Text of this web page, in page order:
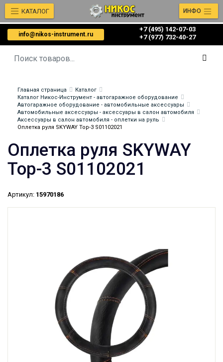
info@nikos-instrument.ru
+7 (495) 142-07-03
‎‎+7 (977) 732-40-27
КАТАЛОГ ИНФО
Главная страница
Каталог
Каталог Никос-Инструмент - автогаражное оборудование
Автогаражное оборудование - автомобильные аксессуары
Автомобильные аксессуары - аксессуары в салон автомобиля
Аксессуары в салон автомобиля - оплетки на руль
Оплетка руля SKYWAY Top-3 S01102021
Оплетка руля SKYWAY
Top-3 S01102021
Артикул: 15970186